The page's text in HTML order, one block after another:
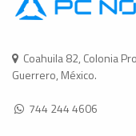
Coahuila 82, Colonia
Guerrero, México.
744 244 4606